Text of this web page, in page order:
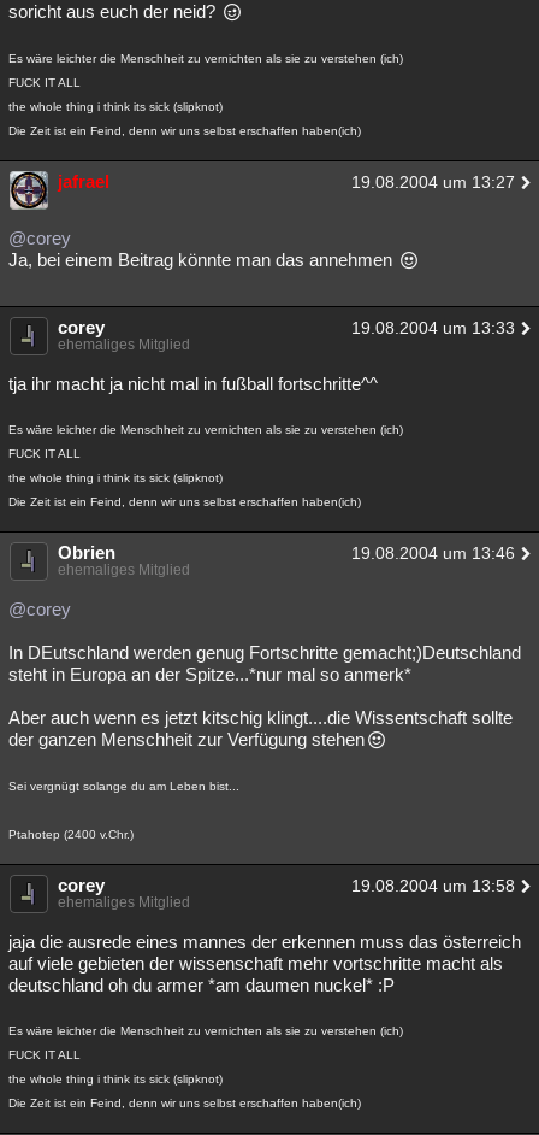
soricht aus euch der neid?
Es wäre leichter die Menschheit zu vernichten als sie zu verstehen (ich)
FUCK IT ALL
the whole thing i think its sick (slipknot)
Die Zeit ist ein Feind, denn wir uns selbst erschaffen haben(ich)
jafrael 19.08.2004 um 13:27
@corey
Ja, bei einem Beitrag könnte man das annehmen
corey 19.08.2004 um 13:33
ehemaliges Mitglied
tja ihr macht ja nicht mal in fußball fortschritte^^
Es wäre leichter die Menschheit zu vernichten als sie zu verstehen (ich)
FUCK IT ALL
the whole thing i think its sick (slipknot)
Die Zeit ist ein Feind, denn wir uns selbst erschaffen haben(ich)
Obrien 19.08.2004 um 13:46
ehemaliges Mitglied
@corey
In DEutschland werden genug Fortschritte gemacht;)Deutschland
steht in Europa an der Spitze...*nur mal so anmerk*
Aber auch wenn es jetzt kitschig klingt....die Wissentschaft sollte
der ganzen Menschheit zur Verfügung stehen
Sei vergnügt solange du am Leben bist...
Ptahotep (2400 v.Chr.)
corey 19.08.2004 um 13:58
ehemaliges Mitglied
jaja die ausrede eines mannes der erkennen muss das österreich
auf viele gebieten der wissenschaft mehr vortschritte macht als
deutschland oh du armer *am daumen nuckel* :P
Es wäre leichter die Menschheit zu vernichten als sie zu verstehen (ich)
FUCK IT ALL
the whole thing i think its sick (slipknot)
Die Zeit ist ein Feind, denn wir uns selbst erschaffen haben(ich)